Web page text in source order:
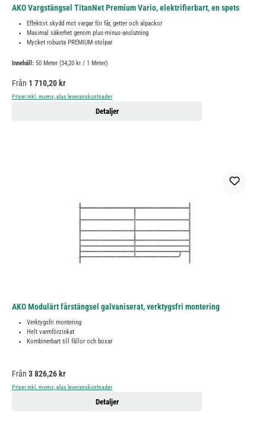
AKO Vargstängsel TitanNet Premium Vario, elektrifierbart, en spets
Effektivt skydd mot vargar för får, getter och alpackor
Maximal säkerhet genom plus-minus-anslutning
Mycket robusta PREMIUM-stolpar
Innehåll: 50 Meter (34,20 kr / 1 Meter)
Ordinarie pris:
Från 1 710,20 kr
Priser inkl. moms, plus leveranskostnader
Detaljer
AKO Modulärt fårstängsel galvaniserat, verktygsfri montering
Verktygsfri montering
Helt varmförzinkat
Kombinerbart till fållor och boxar
Ordinarie pris:
Från 3 826,26 kr
Priser inkl. moms, plus leveranskostnader
Detaljer